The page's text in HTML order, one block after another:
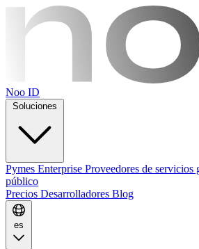
Noo ID
Pymes Enterprise Proveedores de servicios
público
Precios Desarrolladores Blog
es